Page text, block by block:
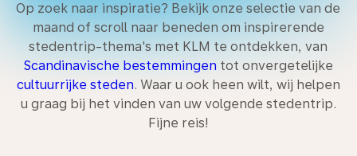
Op zoek naar inspiratie? Bekijk onze selectie van de
maand of scroll naar beneden om inspirerende
stedentrip-thema's met KLM te ontdekken, van
Scandinavische bestemmingen tot onvergetelijke
cultuurrijke steden. Waar u ook heen wilt, wij helpen
u graag bij het vinden van uw volgende stedentrip.
Fijne reis!